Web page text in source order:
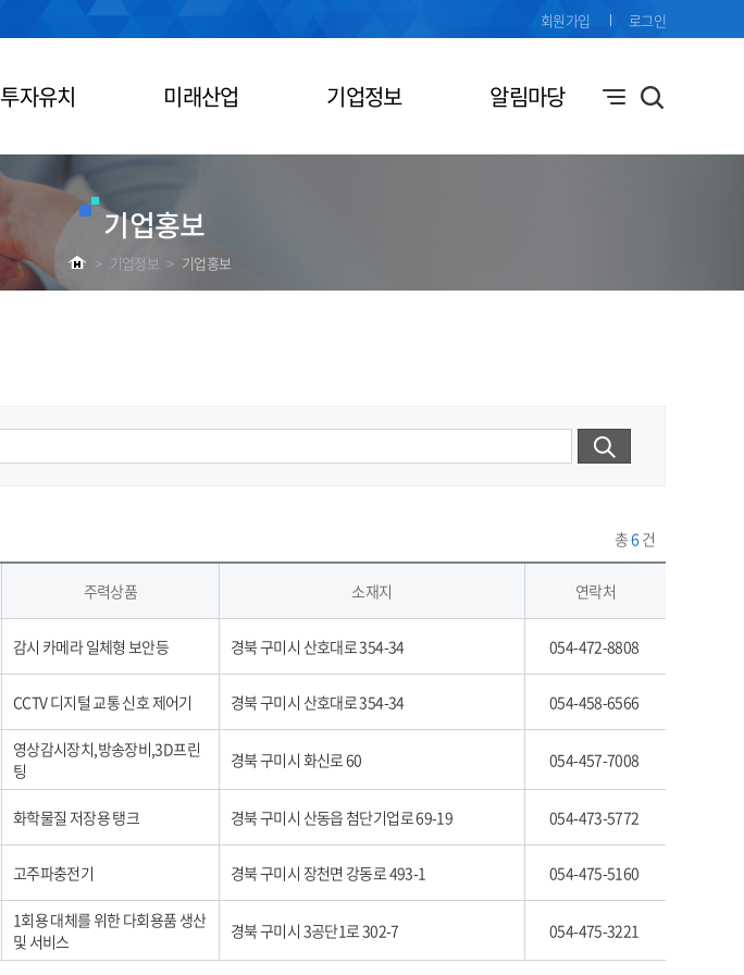
투자유치 미래산업 기업정보 알림마당
회원가입 로그인
기업홍보
> 기업정보 > 기업홍보
총6건
주력상품 소재지 연락처
감시 카메라 일체형 보안등 경북 구미시 산호대로 354-34 054-472-8808
CCTV 디지털 교통 신호 제어기 경북 구미시 산호대로 354-34 054-458-6566
영상감시장치,방송장비,3D프린
팅
경북 구미시 화신로 60 054-457-7008
화학물질 저장용 탱크 경북 구미시 산동읍 첨단기업로 69-19 054-473-5772
고주파충전기 경북 구미시 장천면 강동로 493-1 054-475-5160
1회용 대체를 위한 다회용품 생산
및 서비스
경북 구미시 3공단1로 302-7 054-475-3221